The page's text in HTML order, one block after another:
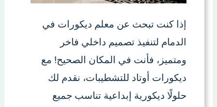
إذا كنت تبحث عن معلم ديكورات في
الدمام لتنفيذ تصميم داخلي فاخر
ومتميز، فأنت في المكان الصحيح! مع
ديكورات أوتاد للتشطيبات، نقدم لك
حلولًا ديكورية إبداعية تناسب جميع